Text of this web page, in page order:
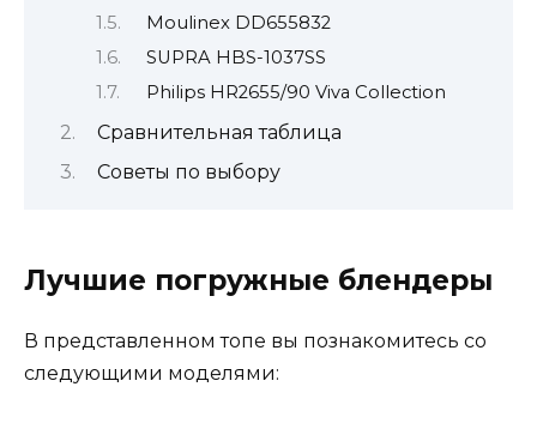
Moulinex DD655832
SUPRA HBS-1037SS
Philips HR2655/90 Viva Collection
Сравнительная таблица
Советы по выбору
Лучшие погружные блендеры
В представленном топе вы познакомитесь со
следующими моделями: